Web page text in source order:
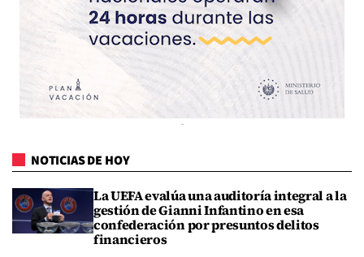
NOTICIAS DE HOY
La UEFA evalúa una auditoría integral a la
gestión de Gianni Infantino en esa
confederación por presuntos delitos
financieros